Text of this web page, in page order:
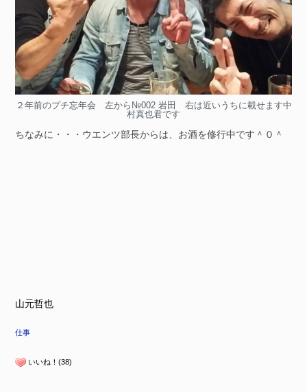
２年前のプチ忘年会 左から№002 岩田 右は近いうちに載せます中
村真也君です
ちなみに・・・ウエンツ部長からは、お酒を修行中です＾０＾
山元哲也
仕事
いいね！(38)